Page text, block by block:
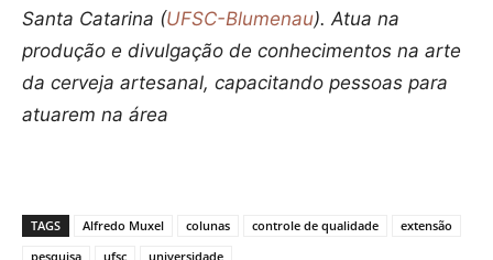
Santa Catarina (UFSC-Blumenau). Atua na
produção e divulgação de conhecimentos na arte
da cerveja artesanal, capacitando pessoas para
atuarem na área
TAGS Alfredo Muxel colunas controle de qualidade
extensão
pesquisa
ufsc universidade